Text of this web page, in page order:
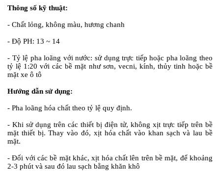
Thông số kỹ thuật:
- Chất lỏng, không màu, hương chanh
- Độ PH: 13 ~ 14
- Tỷ lệ pha loãng với nước: sử dụng trực tiếp hoặc pha loãng theo
tỷ lệ 1:20 với các bề mặt như sơn, vecni, kính, thủy tinh hoặc bề
mặt xe ô tô
Hướng dẫn sử dụng:
- Pha loãng hóa chất theo tỷ lệ quy định.
- Khi sử dụng trên các thiết bị điện tử, không xịt trực tiếp trên bề
mặt thiết bị. Thay vào đó, xịt hóa chất vào khan sạch và lau bề
mặt.
- Đối với các bề mặt khác, xịt hóa chất lên trên bề mặt, để khoảng
2-3 phút và sau đó lau sạch bằng khăn khô